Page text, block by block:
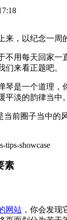
来，以纪念一
不用每天回家一
们来看正题吧。
琴是一个道理
淡的韵律当中
当前圈子当中
素
网站 ，你会发